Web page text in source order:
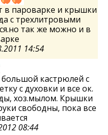
в пароварке и крышки
с трехлитровыми
так же можно и в
14:54
кастрюлей с
с духовки и все ок.
хоз.мылом. Крышки
свободны, пока все
08:44